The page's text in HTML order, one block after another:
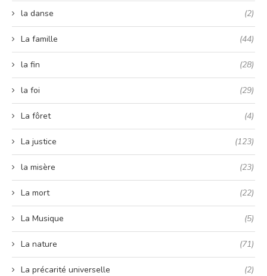
la danse (2)
La famille (44)
la fin (28)
la foi (29)
La fôret (4)
La justice (123)
la misère (23)
La mort (22)
La Musique (5)
La nature (71)
La précarité universelle (2)